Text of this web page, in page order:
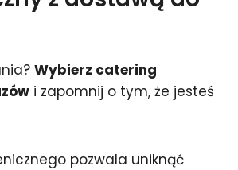
Wybierz catering
i zapomnij o tym, że jesteś
pozwala uniknąć